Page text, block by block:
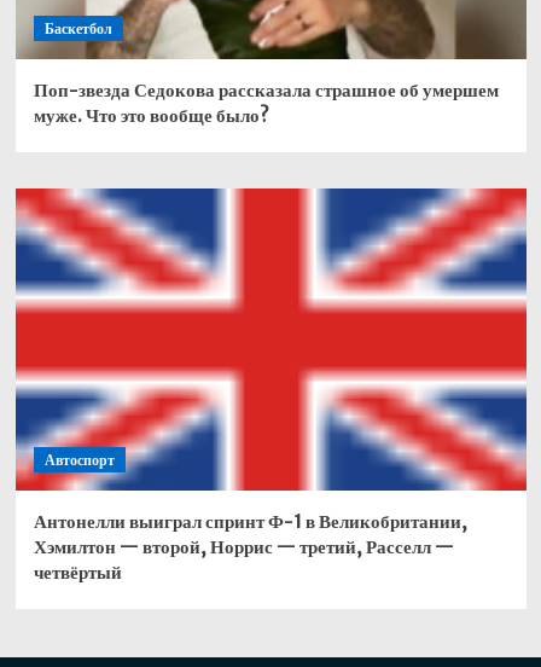
Баскетбол
Поп-звезда Седокова рассказала страшное об умершем
муже. Что это вообще было?
Автоспорт
Антонелли выиграл спринт Ф-1 в Великобритании,
Хэмилтон — второй, Норрис — третий, Расселл —
четвёртый